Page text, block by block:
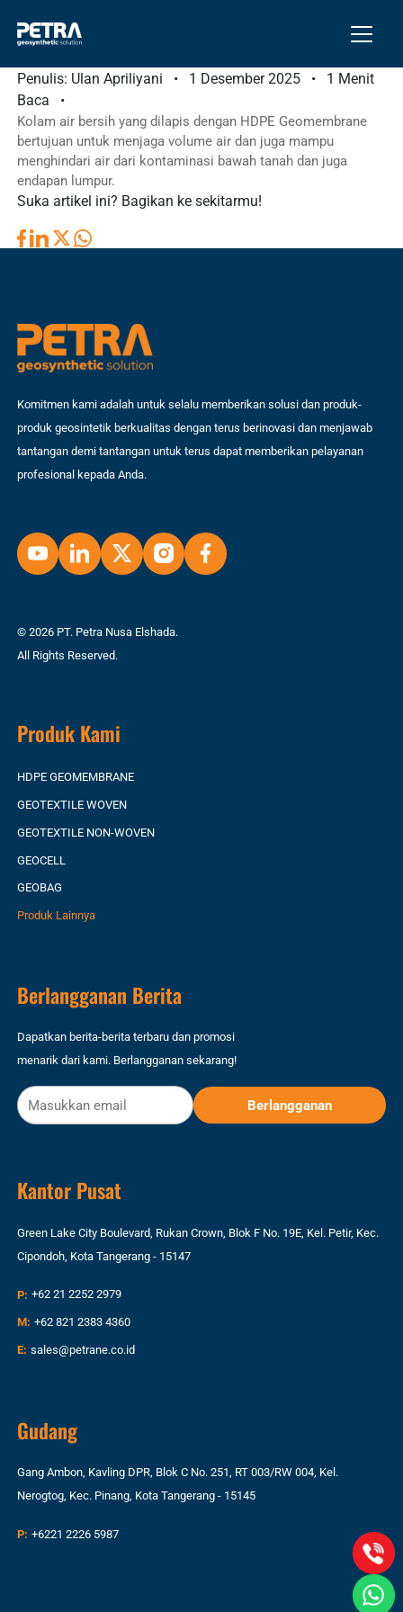
Kolam Air Bersih yang Dilapis
dengan HDPE Geomembrane
Penulis: Ulan Apriliyani • 1 Desember 2025 •
1 Menit
Baca
•
Kolam air bersih yang dilapis dengan HDPE Geomembrane
bertujuan untuk menjaga volume air dan juga mampu
menghindari air dari kontaminasi bawah tanah dan juga
endapan lumpur.
Suka artikel ini? Bagikan ke sekitarmu!
Komitmen kami adalah untuk selalu memberikan solusi dan produk-
produk geosintetik berkualitas dengan terus berinovasi dan menjawab
tantangan demi tantangan untuk terus dapat memberikan pelayanan
profesional kepada Anda.
© 2026 PT. Petra Nusa Elshada.
All Rights Reserved.
Produk Kami
HDPE GEOMEMBRANE
GEOTEXTILE WOVEN
GEOTEXTILE NON-WOVEN
GEOCELL
GEOBAG
Produk Lainnya
Berlangganan Berita
Dapatkan berita-berita terbaru dan promosi
menarik dari kami. Berlangganan sekarang!
Kantor Pusat
Green Lake City Boulevard, Rukan Crown, Blok F No. 19E, Kel. Petir, Kec.
Cipondoh, Kota Tangerang - 15147
P: +62 21 2252 2979
M: +62 821 2383 4360
E: sales@petrane.co.id
Gudang
Gang Ambon, Kavling DPR, Blok C No. 251, RT 003/RW 004, Kel.
Nerogtog, Kec. Pinang, Kota Tangerang - 15145
P: +6221 2226 5987